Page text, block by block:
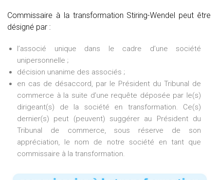
Commissaire à la transformation Stiring-Wendel peut être
désigné par :
l’associé unique dans le cadre d’une société
unipersonnelle ;
décision unanime des associés ;
en cas de désaccord, par le Président du Tribunal de
commerce à la suite d’une requête déposée par le(s)
dirigeant(s) de la société en transformation. Ce(s)
dernier(s) peut (peuvent) suggérer au Président du
Tribunal de commerce, sous réserve de son
appréciation, le nom de notre société en tant que
commissaire à la transformation.